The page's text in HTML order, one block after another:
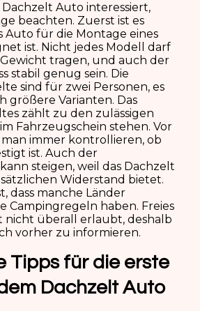
Auto interessiert,
beachten. Zuerst ist es
Auto für die Montage eines
ist. Nicht jedes Modell darf
tragen, und auch der
stabil genug sein. Die
sind für zwei Personen, es
größere Varianten. Das
zählt zu den zulässigen
Fahrzeugschein stehen. Vor
immer kontrollieren, ob
ist. Auch der
steigen, weil das Dachzelt
Widerstand bietet.
dass manche Länder
Campingregeln haben. Freies
nicht überall erlaubt, deshalb
vorher zu informieren.
Tipps für die erste
Dachzelt Auto